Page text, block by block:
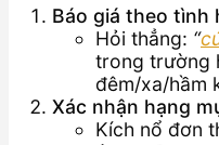
Báo giá theo tình
Hỏi thẳng: “
trong trường
đêm/xa/hầm
Xác nhận hạng
Kích nổ đơn